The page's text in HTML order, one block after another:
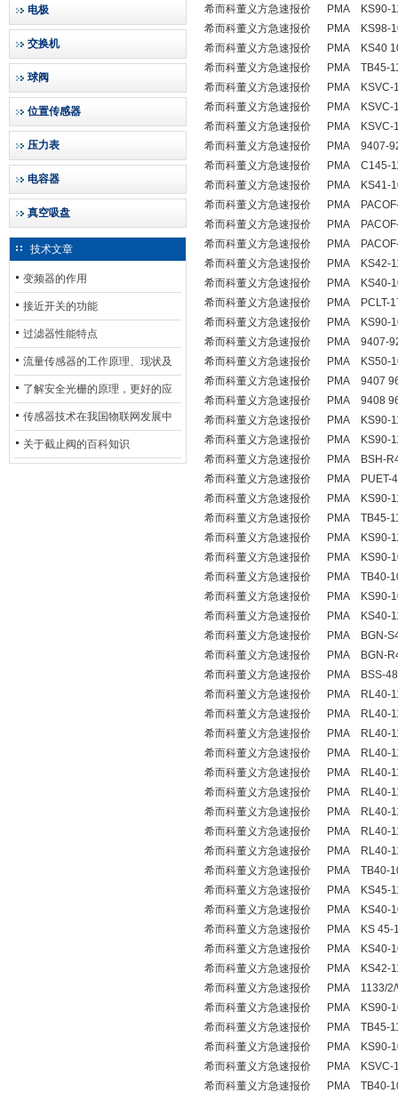
电极
交换机
球阀
位置传感器
压力表
电容器
真空吸盘
技术文章
变频器的作用
接近开关的功能
过滤器性能特点
流量传感器的工作原理、现状及
其发展前景
了解安全光栅的原理，更好的应
用安全光栅
传感器技术在我国物联网发展中
的地位*
关于截止阀的百科知识
希而科董义方急速报价 PMA KS90-
希而科董义方急速报价 PMA KS98-
希而科董义方急速报价 PMA KS40
希而科董义方急速报价 PMA TB45-
希而科董义方急速报价 PMA KSVC-
希而科董义方急速报价 PMA KSVC-
希而科董义方急速报价 PMA KSVC-
希而科董义方急速报价 PMA 9407-
希而科董义方急速报价 PMA C145-
希而科董义方急速报价 PMA KS41-
希而科董义方急速报价 PMA
希而科董义方急速报价 PMA
希而科董义方急速报价 PMA
希而科董义方急速报价 PMA KS42-
希而科董义方急速报价 PMA KS40-
希而科董义方急速报价 PMA PCLT-
希而科董义方急速报价 PMA KS90-
希而科董义方急速报价 PMA 9407-
希而科董义方急速报价 PMA KS50-
希而科董义方急速报价 PMA 9407
希而科董义方急速报价 PMA 9408
希而科董义方急速报价 PMA KS90-
希而科董义方急速报价 PMA KS90-
希而科董义方急速报价 PMA BSH-
希而科董义方急速报价 PMA PUET-
希而科董义方急速报价 PMA KS90-
希而科董义方急速报价 PMA TB45-
希而科董义方急速报价 PMA KS90-
希而科董义方急速报价 PMA KS90-
希而科董义方急速报价 PMA TB40-
希而科董义方急速报价 PMA KS90-
希而科董义方急速报价 PMA KS40-
希而科董义方急速报价 PMA BGN-
希而科董义方急速报价 PMA BGN-
希而科董义方急速报价 PMA BSS-48
希而科董义方急速报价 PMA RL40-
希而科董义方急速报价 PMA RL40-
希而科董义方急速报价 PMA RL40-
希而科董义方急速报价 PMA RL40-
希而科董义方急速报价 PMA RL40-
希而科董义方急速报价 PMA RL40-
希而科董义方急速报价 PMA RL40-
希而科董义方急速报价 PMA RL40-
希而科董义方急速报价 PMA RL40-
希而科董义方急速报价 PMA TB40-
希而科董义方急速报价 PMA KS45-
希而科董义方急速报价 PMA KS40-
希而科董义方急速报价 PMA KS 45-
希而科董义方急速报价 PMA KS40-
希而科董义方急速报价 PMA KS42-
希而科董义方急速报价 PMA 1133/2/
希而科董义方急速报价 PMA KS90-
希而科董义方急速报价 PMA TB45-
希而科董义方急速报价 PMA KS90-
希而科董义方急速报价 PMA KSVC-
希而科董义方急速报价 PMA TB40-